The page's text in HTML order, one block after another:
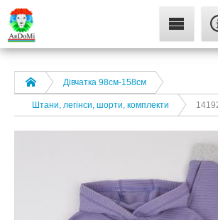
Дівчатка 98cм-158см
Штани, легінси, шорти, комплекти